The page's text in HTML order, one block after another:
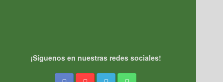
¡Síguenos en nuestras redes sociales!